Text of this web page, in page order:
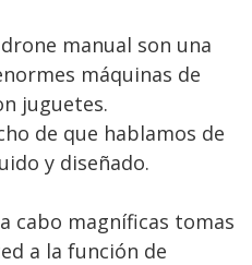
manual son una
máquinas de
juguetes.
de que hablamos de
y diseñado.
cabo magníficas tomas
a la función de